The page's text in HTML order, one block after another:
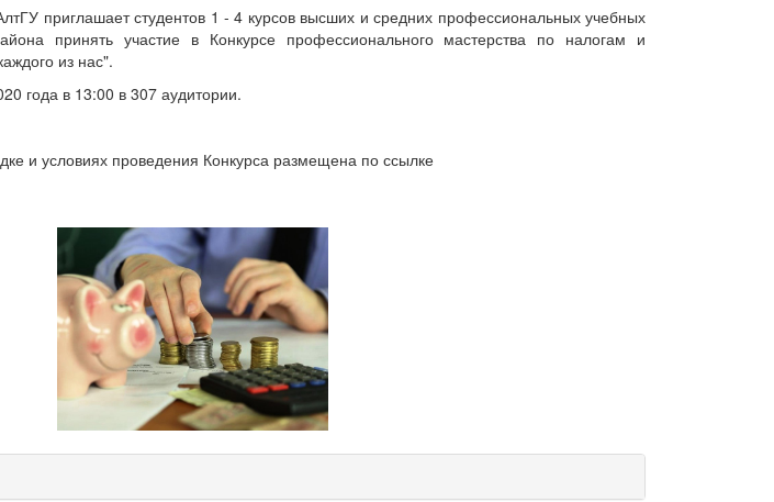
приглашает студентов 1 - 4 курсов высших и средних профессиональных учебных
принять участие в Конкурсе профессионального мастерства по налогам и
из нас".
года в 13:00 в 307 аудитории.
и условиях проведения Конкурса размещена по ссылке